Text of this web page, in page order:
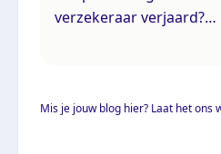
verzekeraar verjaard?
(ECLI:NL:HR:2016:335,
Mis je jouw blog hier? Laat het ons